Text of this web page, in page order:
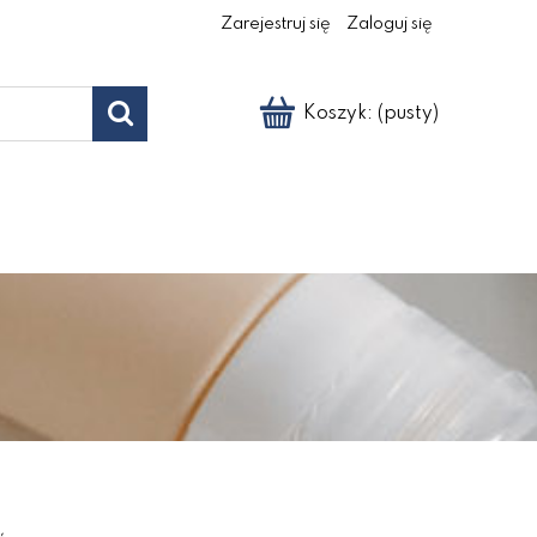
Zarejestruj się Zaloguj się
Koszyk: (pusty)